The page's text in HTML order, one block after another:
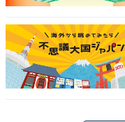
（画像提供：J-World Diner）
今回初めてフードコ
のメニューを絞り込